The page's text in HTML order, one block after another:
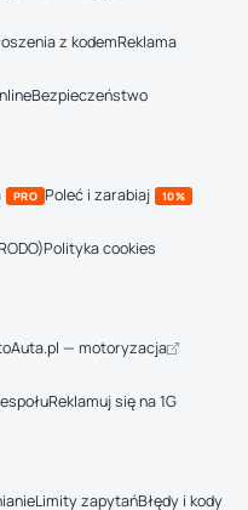
z kodemReklama
Bezpieczeństwo
PRO Poleć i zarabiaj 10%
Polityka cookies
— motoryzacja
Reklamuj się na 1G
Limity zapytańBłędy i kody